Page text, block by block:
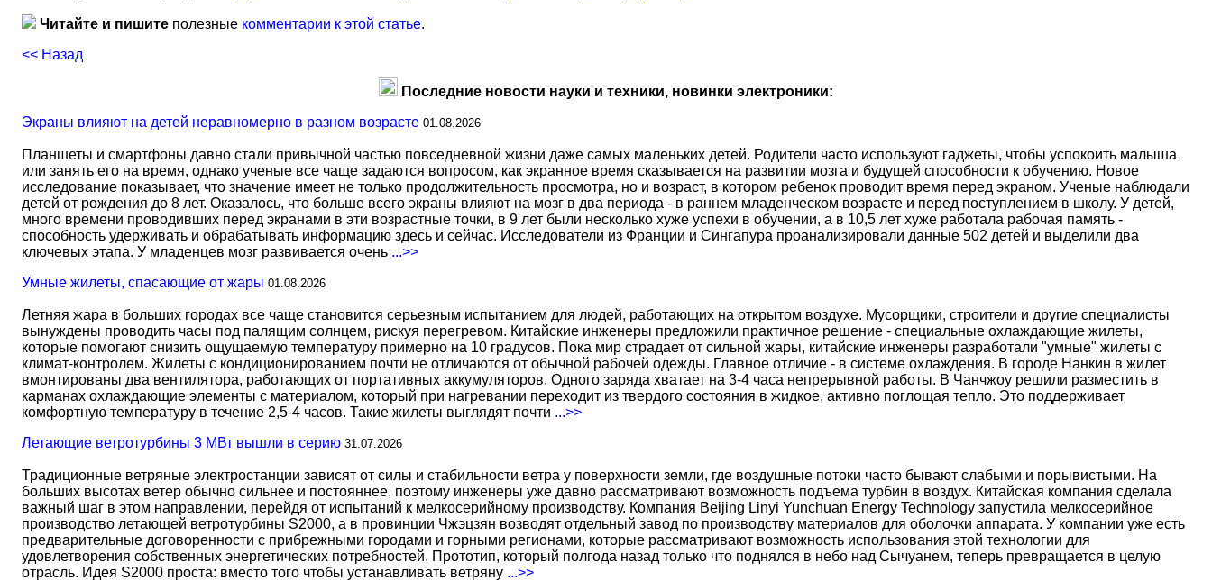
Читайте и пишите полезные комментарии к этой статье.
<< Назад
Последние новости науки и техники, новинки электроники:
Экраны влияют на детей неравномерно в разном возрасте 01.08.2026
Планшеты и смартфоны давно стали привычной частью повседневной жизни даже самых маленьких детей. Родители часто используют гаджеты, чтобы успокоить малыша
или занять его на время, однако ученые все чаще задаются вопросом, как экранное время сказывается на развитии мозга и будущей способности к обучению. Новое
исследование показывает, что значение имеет не только продолжительность просмотра, но и возраст, в котором ребенок проводит время перед экраном. Ученые наблюдали
детей от рождения до 8 лет. Оказалось, что больше всего экраны влияют на мозг в два периода - в раннем младенческом возрасте и перед поступлением в школу. У детей,
много времени проводивших перед экранами в эти возрастные точки, в 9 лет были несколько хуже успехи в обучении, а в 10,5 лет хуже работала рабочая память -
способность удерживать и обрабатывать информацию здесь и сейчас. Исследователи из Франции и Сингапура проанализировали данные 502 детей и выделили два
ключевых этапа. У младенцев мозг развивается очень ...>>
Умные жилеты, спасающие от жары 01.08.2026
Летняя жара в больших городах все чаще становится серьезным испытанием для людей, работающих на открытом воздухе. Мусорщики, строители и другие специалисты
вынуждены проводить часы под палящим солнцем, рискуя перегревом. Китайские инженеры предложили практичное решение - специальные охлаждающие жилеты,
которые помогают снизить ощущаемую температуру примерно на 10 градусов. Пока мир страдает от сильной жары, китайские инженеры разработали "умные" жилеты с
климат-контролем. Жилеты с кондиционированием почти не отличаются от обычной рабочей одежды. Главное отличие - в системе охлаждения. В городе Нанкин в жилет
вмонтированы два вентилятора, работающих от портативных аккумуляторов. Одного заряда хватает на 3-4 часа непрерывной работы. В Чанчжоу решили разместить в
карманах охлаждающие элементы с материалом, который при нагревании переходит из твердого состояния в жидкое, активно поглощая тепло. Это поддерживает
комфортную температуру в течение 2,5-4 часов. Такие жилеты выглядят почти ...>>
Летающие ветротурбины 3 МВт вышли в серию 31.07.2026
Традиционные ветряные электростанции зависят от силы и стабильности ветра у поверхности земли, где воздушные потоки часто бывают слабыми и порывистыми. На
больших высотах ветер обычно сильнее и постояннее, поэтому инженеры уже давно рассматривают возможность подъема турбин в воздух. Китайская компания сделала
важный шаг в этом направлении, перейдя от испытаний к мелкосерийному производству. Компания Beijing Linyi Yunchuan Energy Technology запустила мелкосерийное
производство летающей ветротурбины S2000, а в провинции Чжэцзян возводят отдельный завод по производству материалов для оболочки аппарата. У компании уже есть
предварительные договоренности с прибрежными городами и горными регионами, которые рассматривают возможность использования этой технологии для
удовлетворения собственных энергетических потребностей. Прототип, который полгода назад только что поднялся в небо над Сычуанем, теперь превращается в целую
отрасль. Идея S2000 проста: вместо того чтобы устанавливать ветряну ...>>